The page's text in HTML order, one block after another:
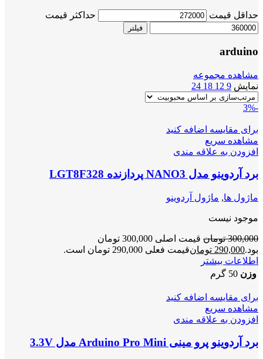
حداقل قیمت حداکثر قیمت
فیلتر
arduino
مشاهده مجموعه
نمایش 9
12
18
24
-3%
برای مقایسه اضافه کنید
مشاهده سریع
افزودن به علاقه مندی
برد آردوینو مدل NANO3 پردازنده LGT8F328
ماژول ها, ماژول آردوینو
موجود نیست
300,000 تومان
قیمت اصلی 300,000 تومان
بود.290,000 تومانقیمت فعلی 290,000 تومان است.
اطلاعات بیشتر
وزن 50 گرم
برای مقایسه اضافه کنید
مشاهده سریع
افزودن به علاقه مندی
برد آردوینو پرو مینی Arduino Pro Mini مدل 3.3V